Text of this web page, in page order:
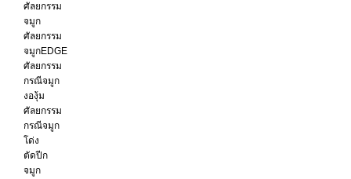
ศัลยกรรม
จมูก
ศัลยกรรม
จมูกEDGE
ศัลยกรรม
กรณีจมูก
งองุ้ม
ศัลยกรรม
กรณีจมูก
โด่ง
ตัดปีก
จมูก